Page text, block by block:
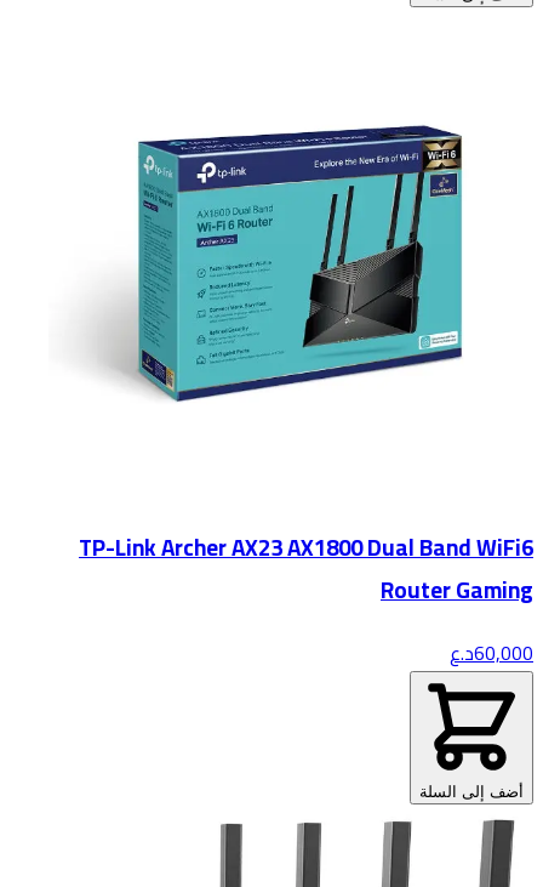
TP-Link Archer AX23 AX1800 Dual Band WiFi6
Router Gaming
60,000د.ع
أضف إلى السلة